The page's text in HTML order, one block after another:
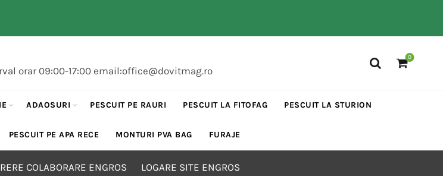
orar 09:00-17:00 email:office@dovitmag.ro
0
ADAOSURI PESCUIT PE RAURI PESCUIT LA FITOFAG PESCUIT LA STURION
PESCUIT PE APA RECE MONTURI PVA BAG FURAJE
COLABORARE ENGROS LOGARE SITE ENGROS